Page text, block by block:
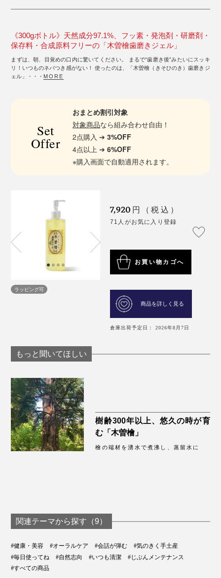
《300gボトル》天然成分97.1%、フッ素・発泡剤・研磨剤・
保存料・合成原料フリーの「木曽檜歯磨きジェル」
まずは、朝、目覚めの口内に驚いてください。 まるで“歯磨き後”みたいにスッキ
リ！いつものネバつき感がない！ 使ったのは、「木曽檜（きそひのき）歯磨きジ
ェル」・・・ MORE
Set
Offer
おまとめ割引対象
対象商品なら組み合わせ自由！
2点購入 ➔3%OFF
4点以上 ➔6%OFF
※購入画面で自動適用されます。
ラッピング可
7,920 円（税込）
71人がお気に入り登録
お買い物カゴへ
商品を詳しく見る
倉庫出荷予定日： 2026年8月7日
もっと聞いてほしい
樹齢300年以上、悠久の時が育
む「木曽檜」
檜の端材を湧水で煮沸し、蒸留水に
関連テーマから探す（9）
#健康・美容 #オーラルケア #会話が弾む
#気のきく手土産
#毎日使ってね
#自然志向 #いつも清潔
#じぶんメンテナンス
#すべての商品